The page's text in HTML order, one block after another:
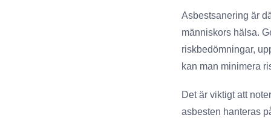
Asbestsanering är
människors hälsa.
riskbedömningar,
kan man minimera
Det är viktigt att
asbesten hanteras